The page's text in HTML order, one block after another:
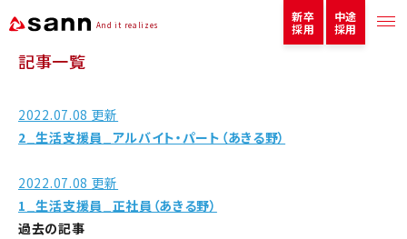
And it realizes
新卒
採用
中途
採用
記事一覧
2022.07.08 更新
2_生活支援員_アルバイト・パート（あきる野）
2022.07.08 更新
1_生活支援員_正社員（あきる野）
過去の記事